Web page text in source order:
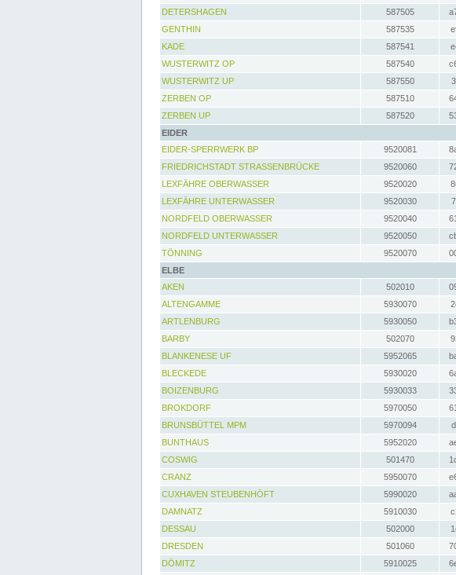
DETERSHAGEN
587505
GENTHIN
587535
KADE
587541
WUSTERWITZ OP
587540
WUSTERWITZ UP
587550
ZERBEN OP
587510
ZERBEN UP
587520
EIDER
EIDER-SPERRWERK BP
9520081
FRIEDRICHSTADT STRASSENBRÜCKE
9520060
LEXFÄHRE OBERWASSER
9520020
LEXFÄHRE UNTERWASSER
9520030
NORDFELD OBERWASSER
9520040
NORDFELD UNTERWASSER
9520050
TÖNNING
9520070
ELBE
AKEN
502010
ALTENGAMME
5930070
ARTLENBURG
5930050
BARBY
502070
BLANKENESE UF
5952065
BLECKEDE
5930020
BOIZENBURG
5930033
BROKDORF
5970050
BRUNSBÜTTEL MPM
5970094
BUNTHAUS
5952020
COSWIG
501470
CRANZ
5950070
CUXHAVEN STEUBENHÖFT
5990020
DAMNATZ
5910030
DESSAU
502000
DRESDEN
501060
DÖMITZ
5910025